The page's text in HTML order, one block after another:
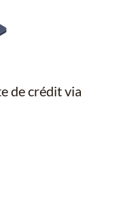
de crédit via